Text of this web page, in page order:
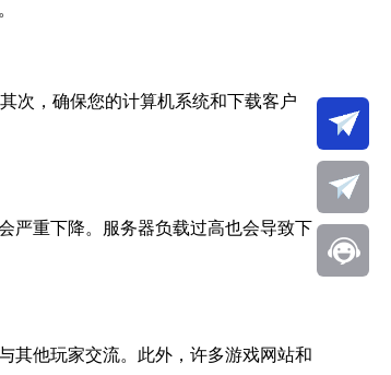
次，确保您的计算机系统和下载客户
严重下降。服务器负载过高也会导致下
其他玩家交流。此外，许多游戏网站和